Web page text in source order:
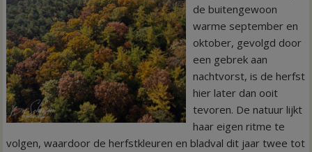
de buitengewoon
warme september en
oktober, gevolgd door
een gebrek aan
nachtvorst, is de herfst
hier later dan ooit
tevoren. De natuur lijkt
haar eigen ritme te
volgen, waardoor de herfstkleuren en bladval dit jaar twee tot